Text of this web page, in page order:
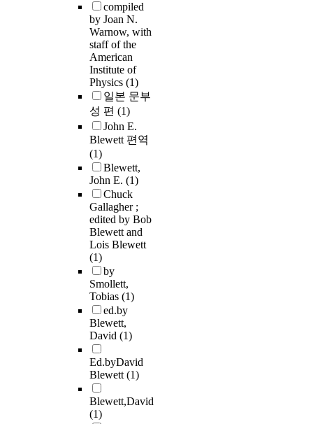
compiled
by Joan N.
Warnow, with
staff of the
American
Institute of
Physics (1)
일본 문부
성 편 (1)
John E.
Blewett 편역
(1)
Blewett,
John E. (1)
Chuck
Gallagher ;
edited by Bob
Blewett and
Lois Blewett
(1)
by
Smollett,
Tobias (1)
ed.by
Blewett,
David (1)
Ed.byDavid
Blewett(1)
Blewett,David
(1)